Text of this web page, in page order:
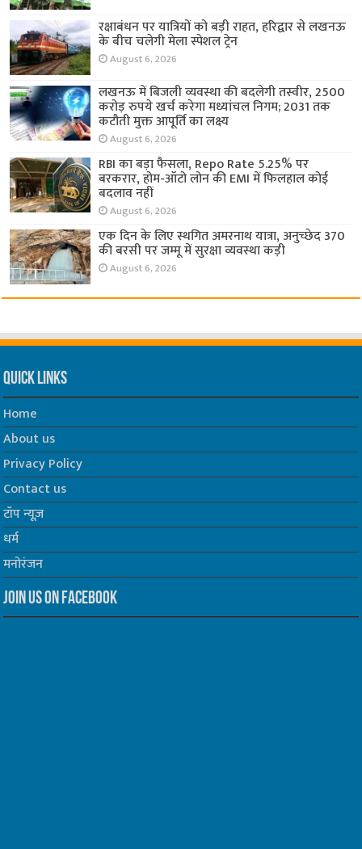
रक्षाबंधन पर यात्रियों को बड़ी राहत, हरिद्वार से लखनऊ
के बीच चलेगी मेला स्पेशल ट्रेन
August 6, 2026
लखनऊ में बिजली व्यवस्था की बदलेगी तस्वीर, 2500
करोड़ रुपये खर्च करेगा मध्यांचल निगम; 2031 तक
कटौती मुक्त आपूर्ति का लक्ष्य
August 6, 2026
RBI का बड़ा फैसला, Repo Rate 5.25% पर
बरकरार, होम-ऑटो लोन की EMI में फिलहाल कोई
बदलाव नहीं
August 6, 2026
एक दिन के लिए स्थगित अमरनाथ यात्रा, अनुच्छेद 370
की बरसी पर जम्मू में सुरक्षा व्यवस्था कड़ी
August 6, 2026
Quick Links
Home
About us
Privacy Policy
Contact us
टॉप न्यूज़
धर्म
मनोरंजन
Join us on Facebook